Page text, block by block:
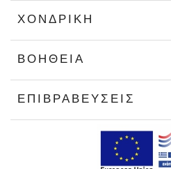
ΧΟΝΔΡΙΚΉ
ΒΟΉΘΕΙΑ
ΕΠΙΒΡΑΒΕΎΣΕΙΣ